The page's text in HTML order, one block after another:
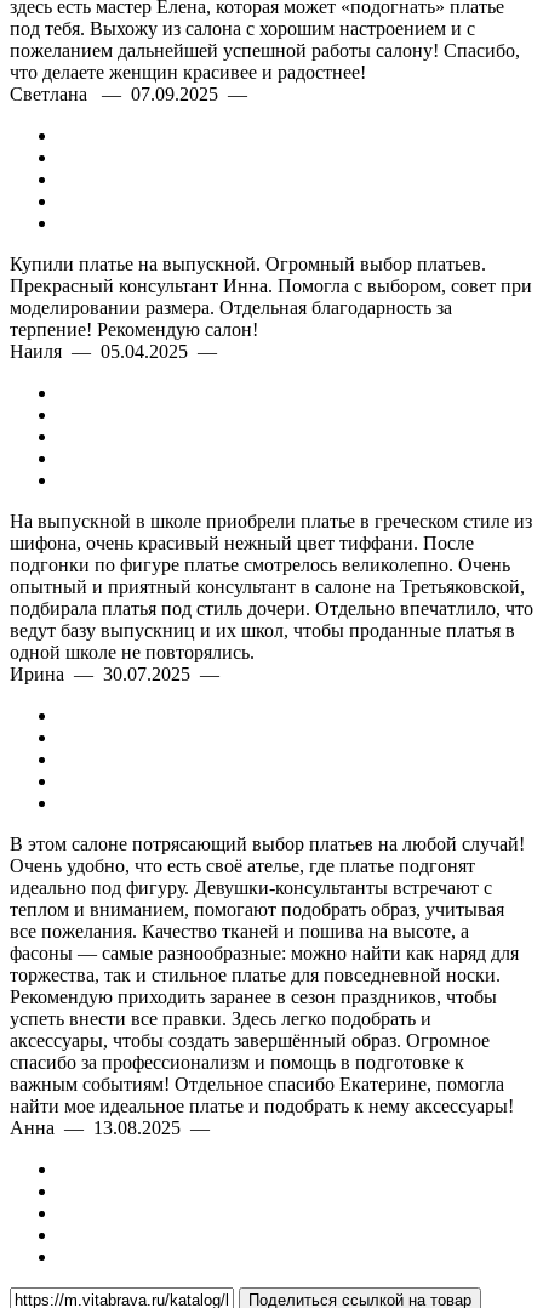
здесь есть мастер Елена, которая может «подогнать» платье
под тебя. Выхожу из салона с хорошим настроением и с
пожеланием дальнейшей успешной работы салону! Спасибо,
что делаете женщин красивее и радостнее!
Светлана — 07.09.2025 —
Купили платье на выпускной. Огромный выбор платьев.
Прекрасный консультант Инна. Помогла с выбором, совет при
моделировании размера. Отдельная благодарность за
терпение! Рекомендую салон!
Наиля — 05.04.2025 —
На выпускной в школе приобрели платье в греческом стиле из
шифона, очень красивый нежный цвет тиффани. После
подгонки по фигуре платье смотрелось великолепно. Очень
опытный и приятный консультант в салоне на Третьяковской,
подбирала платья под стиль дочери. Отдельно впечатлило, что
ведут базу выпускниц и их школ, чтобы проданные платья в
одной школе не повторялись.
Ирина — 30.07.2025 —
В этом салоне потрясающий выбор платьев на любой случай!
Очень удобно, что есть своё ателье, где платье подгонят
идеально под фигуру. Девушки-консультанты встречают с
теплом и вниманием, помогают подобрать образ, учитывая
все пожелания. Качество тканей и пошива на высоте, а
фасоны — самые разнообразные: можно найти как наряд для
торжества, так и стильное платье для повседневной носки.
Рекомендую приходить заранее в сезон праздников, чтобы
успеть внести все правки. Здесь легко подобрать и
аксессуары, чтобы создать завершённый образ. Огромное
спасибо за профессионализм и помощь в подготовке к
важным событиям! Отдельное спасибо Екатерине, помогла
найти мое идеальное платье и подобрать к нему аксессуары!
Анна — 13.08.2025 —
Поделиться ссылкой на товар